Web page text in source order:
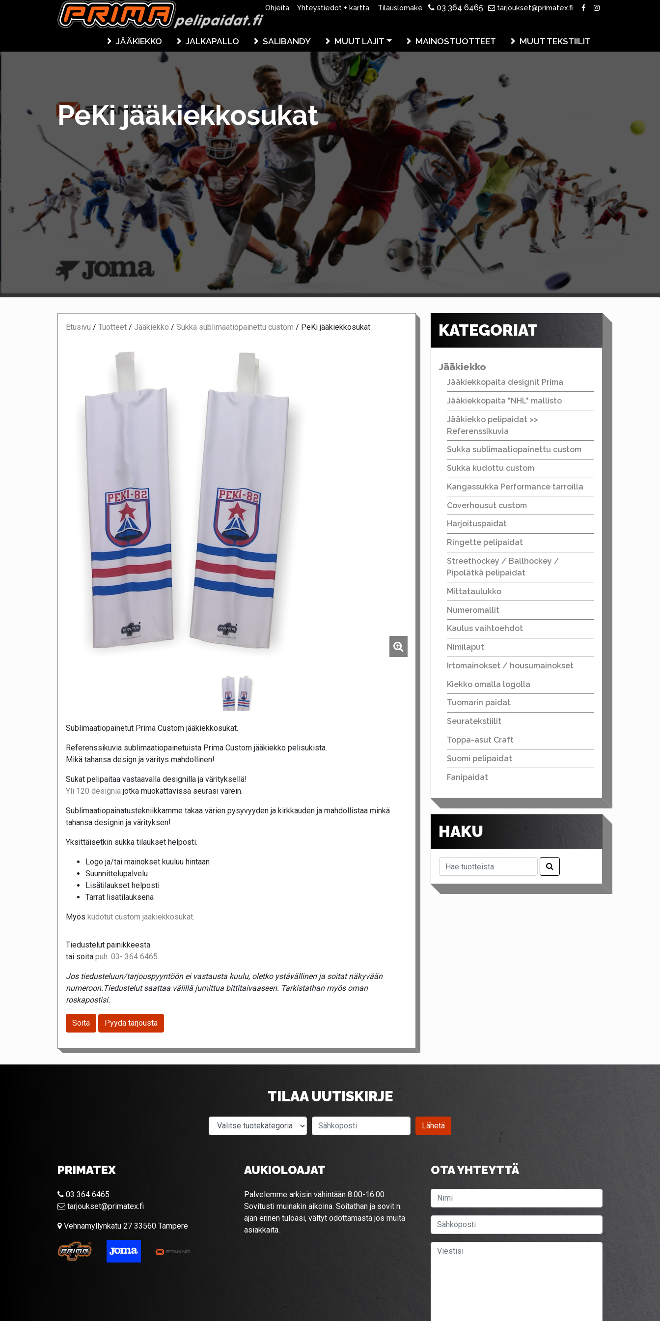
Ohjeita Yhteystiedot + kartta Tilauslomake 03 364 6465 tarjoukset@primatex.fi
JÄÄKIEKKO JALKAPALLO SALIBANDY MUUT LAJIT MAINOSTUOTTEET MUUT TEKSTIILIT
PeKi jääkiekkosukat
Etusivu / Tuotteet / Jääkiekko / Sukka sublimaatiopainettu custom / PeKi jääkiekkosukat
Sublimaatiopainetut Prima Custom jääkiekkosukat.
Referenssikuvia sublimaatiopainetuista Prima Custom jääkiekko pelisukista.
Mikä tahansa design ja väritys mahdollinen!
Sukat pelipaitaa vastaavalla designilla ja värityksellä!
Yli 120 designia jotka muokattavissa seurasi värein.
Sublimaatiopainatustekniikkamme takaa värien pysyvyyden ja kirkkauden ja mahdollistaa minkä
tahansa designin ja värityksen!
Yksittäisetkin sukka tilaukset helposti.
Logo ja/tai mainokset kuuluu hintaan
Suunnittelupalvelu
Lisätilaukset helposti
Tarrat lisätilauksena
Myös kudotut custom jääkiekkosukat.
Tiedustelut painikkeesta
tai soita puh. 03- 364 6465
Jos tiedusteluun/tarjouspyyntöön ei vastausta kuulu, oletko ystävällinen ja soitat näkyvään
numeroon.Tiedustelut saattaa välillä jumittua bittitaivaaseen. Tarkistathan myös oman
roskapostisi.
Soita Pyydä tarjousta
KATEGORIAT
Jääkiekko
Jääkiekkopaita designit Prima
Jääkiekkopaita "NHL" mallisto
Jääkiekko pelipaidat >>
Referenssikuvia
Sukka sublimaatiopainettu custom
Sukka kudottu custom
Kangassukka Performance tarroilla
Coverhousut custom
Harjoituspaidat
Ringette pelipaidat
Streethockey / Ballhockey /
Pipolätkä pelipaidat
Mittataulukko
Numeromallit
Kaulus vaihtoehdot
Nimilaput
Irtomainokset / housumainokset
Kiekko omalla logolla
Tuomarin paidat
Seuratekstiilit
Toppa-asut Craft
Suomi pelipaidat
Fanipaidat
HAKU
TILAA UUTISKIRJE
Valitse tuotekategoria Lähetä
PRIMATEX
03 364 6465
tarjoukset@primatex.fi
Vehnämyllynkatu 27 33560 Tampere
AUKIOLOAJAT
Palvelemme arkisin vähintään 8.00-16.00.
Sovitusti muinakin aikoina. Soitathan ja sovit n.
ajan ennen tuloasi, vältyt odottamasta jos muita
asiakkaita.
OTA YHTEYTTÄ